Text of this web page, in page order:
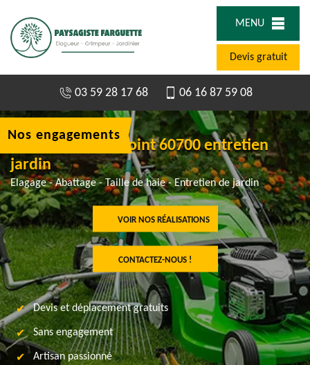
MENU
Devis gratuit
03 59 28 17 68 06 16 87 59 08
Jardinier à Pontpoint 60700 entretien
jardin
Elagage - Abattage - Taille de haie - Entretien de jardin
VOIR NOS RÉALISATIONS
CONTACTEZ-NOUS !
Nos engagements
Devis et déplacement gratuits
Sans engagement
Artisan passionné